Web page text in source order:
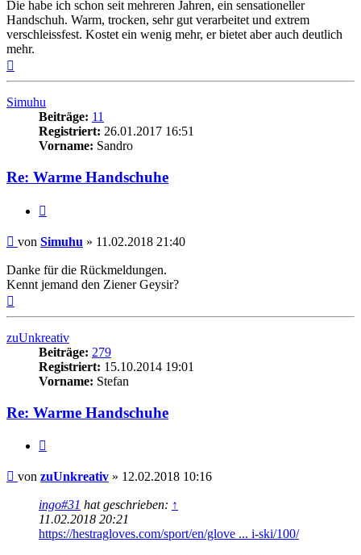
Die habe ich schon seit mehreren Jahren, ein sensationeller
Handschuh. Warm, trocken, sehr gut verarbeitet und extrem
verschleissfest. Kostet ein wenig mehr, er bietet aber auch deutlich
mehr.
oben
Simuhu
Beiträge: 11
Registriert: 26.01.2017 16:51
Vorname: Sandro
Re: Warme Handschuhe
Beitrag
von Simuhu » 11.02.2018 21:40
Danke für die Rückmeldungen.
Kennt jemand den Ziener Geysir?
zuUnkreativ
Beiträge: 279
Registriert: 15.10.2014 19:01
Vorname: Stefan
Re: Warme Handschuhe
Beitrag
von zuUnkreativ » 12.02.2018 10:16
ingo#31 hat geschrieben: ↑
11.02.2018 20:21
https://hestragloves.com/sport/en/glove ... i-ski/100/